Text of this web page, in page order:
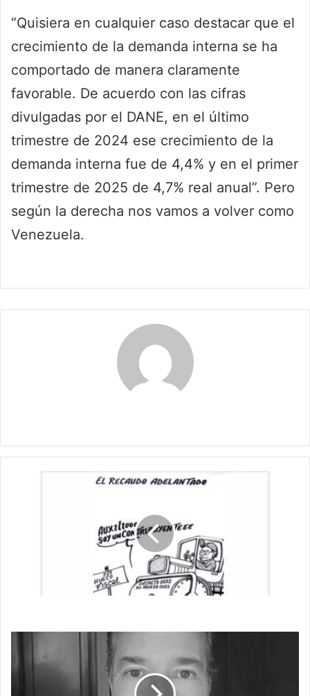
“Quisiera en cualquier caso destacar que el
crecimiento de la demanda interna se ha
comportado de manera claramente
favorable. De acuerdo con las cifras
divulgadas por el DANE, en el último
trimestre de 2024 ese crecimiento de la
demanda interna fue de 4,4% y en el primer
trimestre de 2025 de 4,7% real anual”. Pero
según la derecha nos vamos a volver como
Venezuela.